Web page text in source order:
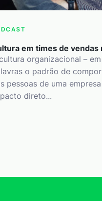
em times de vendas
organizacional –
o padrão de
pessoas de uma
direto...